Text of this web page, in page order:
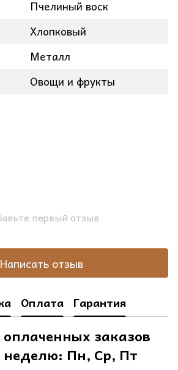
Пчелиный воск
Хлопковый
Металл
Овощи и фрукты
первый отзыв
Написать отзыв
Оплата Гарантия
заказов
неделю: Пн, Ср, Пт